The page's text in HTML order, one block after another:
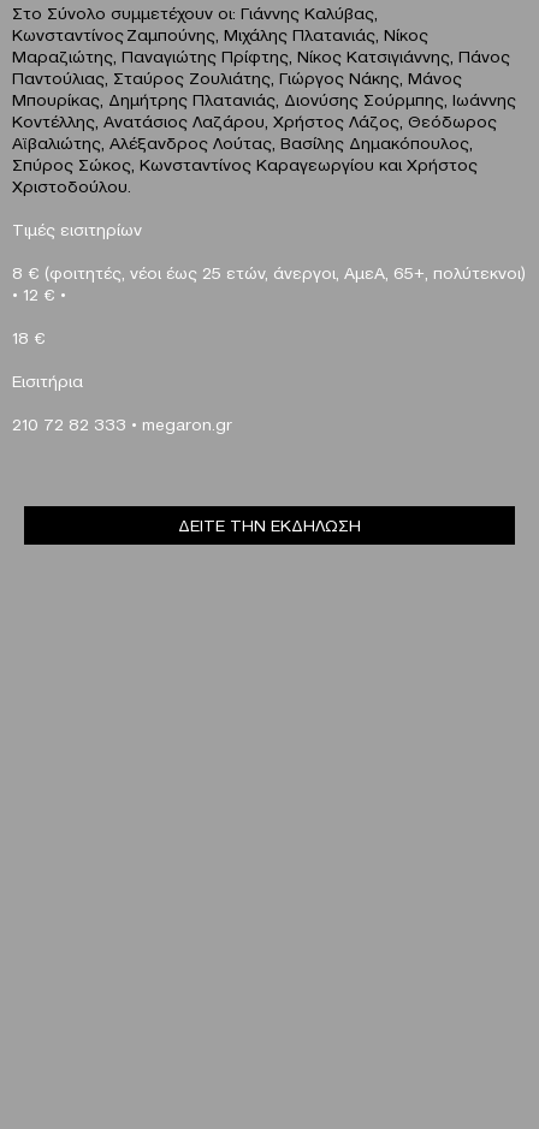
Στο Σύνολο συμμετέχουν οι: Γιάννης Καλύβας,
Κωνσταντίνος Ζαμπούνης, Μιχάλης Πλατανιάς, Νίκος
Μαραζιώτης, Παναγιώτης Πρίφτης, Νίκος Κατσιγιάννης, Πάνος
Παντούλιας, Σταύρος Ζουλιάτης, Γιώργος Νάκης, Μάνος
Μπουρίκας, Δημήτρης Πλατανιάς, Διονύσης Σούρμπης, Ιωάννης
Κοντέλλης, Ανατάσιος Λαζάρου, Χρήστος Λάζος, Θεόδωρος
Αϊβαλιώτης, Αλέξανδρος Λούτας, Βασίλης Δημακόπουλος,
Σπύρος Σώκος, Κωνσταντίνος Καραγεωργίου και Χρήστος
Χριστοδούλου.
Τιμές εισιτηρίων
8 € (φοιτητές, νέοι έως 25 ετών, άνεργοι, ΑμεΑ, 65+, πολύτεκνοι)
• 12 € •
18 €
Eισιτήρια
210 72 82 333 • megaron gr
ΔΕΙΤΕ ΤΗΝ ΕΚΔΗΛΩΣΗ